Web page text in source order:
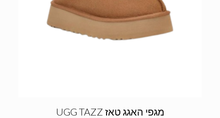
UGG TAZZ מגפי האגג טאז